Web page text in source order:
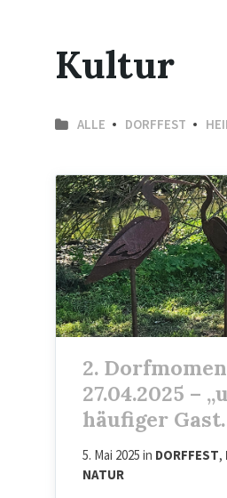
Kultur
ALLE DORFFEST
2.
27.04.2025 –
häufiger
5. Mai 2025 in DORFFEST,
NATUR